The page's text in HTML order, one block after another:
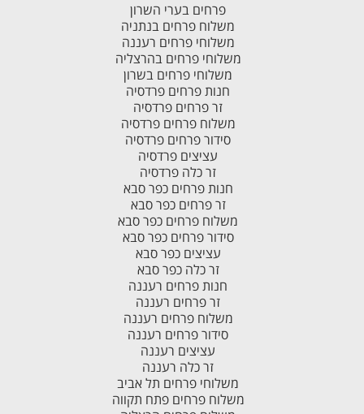
פרחים בערי השרון
משלוח פרחים בנתניה
משלוחי פרחים רעננה
משלוחי פרחים בהרצליה
משלוחי פרחים בשרון
חנות פרחים פרדסיה
זר פרחים פרדסיה
משלוח פרחים פרדסיה
סידור פרחים פרדסיה
עציצים פרדסיה
זר כלה פרדסיה
חנות פרחים כפר סבא
זר פרחים כפר סבא
משלוח פרחים כפר סבא
סידור פרחים כפר סבא
עציצים כפר סבא
זר כלה כפר סבא
חנות פרחים רעננה
זר פרחים רעננה
משלוח פרחים רעננה
סידור פרחים רעננה
עציצים רעננה
זר כלה רעננה
משלוחי פרחים תל אביב
משלוח פרחים פתח תקווה